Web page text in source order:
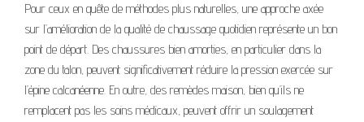
Pour ceux en quête de méthodes plus naturelles, une approche axée
sur l’amélioration de la qualité de chaussage quotidien représente un bon
point de départ. Des chaussures bien amorties, en particulier dans la
zone du talon, peuvent significativement réduire la pression exercée sur
l’épine calcanéenne. En outre, des remèdes maison, bien qu’ils ne
remplacent pas les soins médicaux, peuvent offrir un soulagement